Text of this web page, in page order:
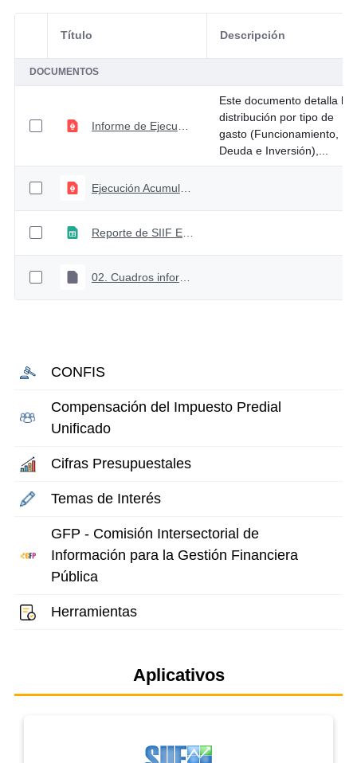
Selección del elemento
Título Descripción
DOCUMENTOS
Este documento detalla la
distribución por tipo de
gasto (Funcionamiento,
Deuda e Inversión),...
Ejecución Acumulada Ingresos y gastos
Reporte de SIIF Ejecución Agregada Vigencia actual
02. Cuadros informe de ejecución
CONFIS
Compensación del Impuesto Predial
Unificado
Cifras Presupuestales
Temas de Interés
GFP - Comisión Intersectorial de
Información para la Gestión Financiera
Pública
Herramientas
Aplicativos